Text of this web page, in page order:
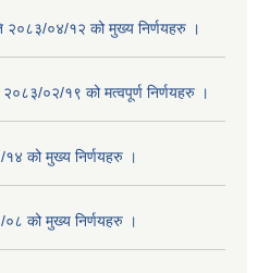
२०८३/०४/१२ को मुख्य निर्णयहरु ।
२०८३/०२/१९ को मत्वपूर्ण निर्णयहरु ।
१४ को मुख्य निर्णयहरु ।
०८ को मुख्य निर्णयहरु ।